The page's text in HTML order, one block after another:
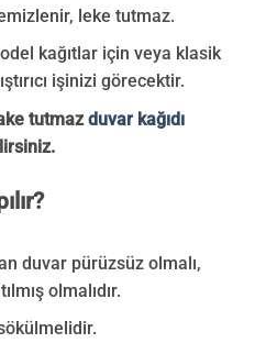
leke tutmaz.
kağıtlar için veya klasik
işinizi görecektir.
tutmazduvar kağıdı
duvar pürüzsüz olmalı,
olmalıdır.